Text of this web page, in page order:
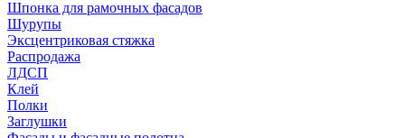
Шпонка для рамочных фасадов
Шурупы
Эксцентриковая стяжка
Распродажа
ЛДСП
Клей
Полки
Заглушки